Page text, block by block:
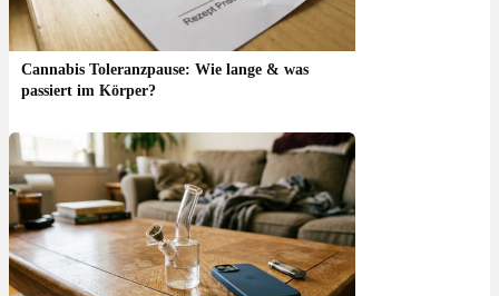
Cannabis Toleranzpause: Wie lange & was
passiert im Körper?